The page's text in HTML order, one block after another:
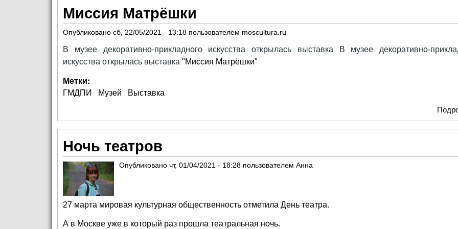
Миссия Матрёшки
Опубликовано сб, 22/05/2021 - 13:18 пользователем moscultura.ru
В музее декоративно-прикладного искусства открылась выставка
В музее декоративно-
искусства открылась выставка "Миссия Матрёшки"
Метки:
ГМДПИ Музей
Выставка
Ночь театров
Опубликовано чт, 01/04/2021 - 18:28 пользователем Анна
27 марта мировая культурная общественность отметила День театра.
А в Москве уже в который раз прошла театральная ночь.